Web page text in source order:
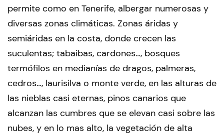
permite como en Tenerife, albergar numerosas y
diversas zonas climáticas. Zonas áridas y
semiáridas en la costa, donde crecen las
suculentas; tabaibas, cardones…, bosques
termófilos en medianías de dragos, palmeras,
cedros…, laurisilva o monte verde, en las alturas de
las nieblas casi eternas, pinos canarios que
alcanzan las cumbres que se elevan casi sobre las
nubes, y en lo mas alto, la vegetación de alta